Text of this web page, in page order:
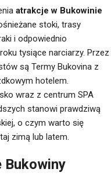
atrakcje w Bukowinie
stoki, trasy
i odpowiednio
tysiące narciarzy. Przez
są Termy Bukovina z
hotelem.
wraz z centrum SPA
stanowi prawdziwą
o czym warto się
zimą lub latem.
Bukowiny